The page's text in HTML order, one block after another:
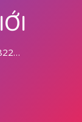
DI MALANG